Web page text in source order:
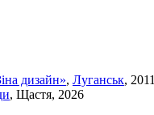
дизайн», Луганськ, 2011
, Щастя, 2026